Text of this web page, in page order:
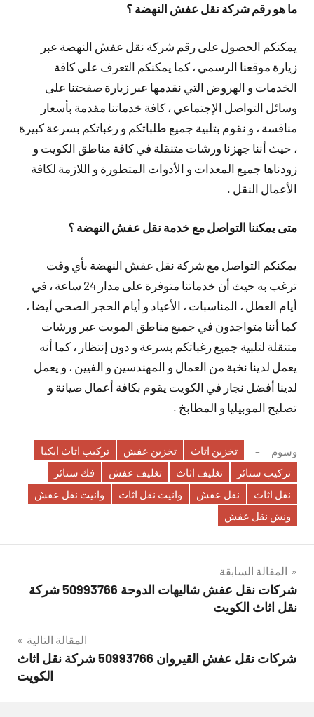
ما هو رقم شركة نقل عفش النهضة ؟
يمكنكم الحصول على رقم شركة نقل عفش النهضة عبر
زيارة موقعنا الرسمي ، كما يمكنكم التعرف على كافة
الخدمات و الهروض التي نقدمها عبر زيارة صفحتنا على
وسائل التواصل الإجتماعي ، كافة خدماتنا مقدمة بأسعار
منافسة ، و نقوم بتلبية جميع طلباتكم و رغباتكم بسرعة كبيرة
، حيث أننا جهزنا ورشات متنقلة في كافة مناطق الكويت و
زودناها جميع المعدات و الأدوات المتطورة و اللازمة لكافة
الأعمال النقل .
متى يمكننا التواصل مع خدمة نقل عفش النهضة ؟
يمكنكم التواصل مع شركة نقل عفش النهضة بأي وقت
ترغب به حيث أن خدماتنا متوفرة على مدار 24 ساعة ، في
أيام العطل ، المناسبات ، الأعياد و أيام الحجر الصحي أيضا ،
كما أننا متواجدون في جميع مناطق المويت عبر ورشات
متنقلة لتلبية جميع رغباتكم بسرعة و دون إنتظار ، كما أنه
يعمل لدينا نخبة من العمال و المهندسين و الفيين ، و يعمل
لدينا أفضل نجار في الكويت يقوم بكافة أعمال صيانة و
تصليح الموبيليا و المطابخ .
وسوم تخزين اثاث تخزين عفش
تركيب اثاث ايكيا
تركيب ستائر
تغليف اثاث تغليف عفش
فك ستائر
نقل اثاث
نقل عفش وانيت نقل اثاث
وانيت نقل عفش
ونش نقل عفش
تصفّح
المقالات
المقالة السابقة
شركات نقل عفش شاليهات الدوحة 50993766 شركة
نقل اثاث الكويت
المقالة التالية
شركات نقل عفش القيروان 50993766 شركة نقل اثاث
الكويت